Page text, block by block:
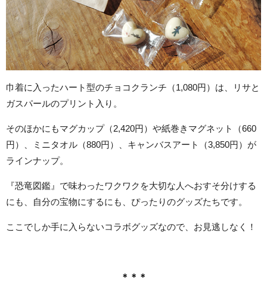
巾着に入ったハート型のチョコクランチ（1,080円）は、リサと
ガスパールのプリント入り。
そのほかにもマグカップ（2,420円）や紙巻きマグネット（660
円）、ミニタオル（880円）、キャンバスアート（3,850円）が
ラインナップ。
『恐竜図鑑』で味わったワクワクを大切な人へおすそ分けする
にも、自分の宝物にするにも、ぴったりのグッズたちです。
ここでしか手に入らないコラボグッズなので、お見逃しなく！
＊＊＊